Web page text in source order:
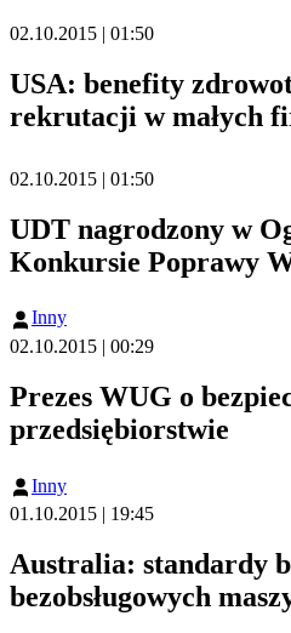
02.10.2015 | 01:50
USA: benefity
rekrutacji w małych
02.10.2015 | 01:50
UDT nagrodzony w
Konkursie Poprawy
Inny
02.10.2015 | 00:29
Prezes WUG o
przedsiębiorstwie
Inny
01.10.2015 | 19:45
Australia: standardy
bezobsługowych